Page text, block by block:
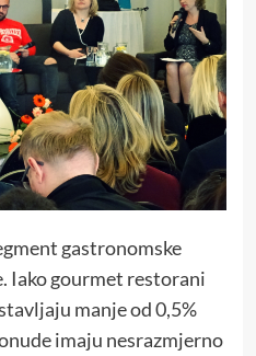
gastronomske
Iako gourmet restorani
manje od 0,5%
imaju nesrazmjerno